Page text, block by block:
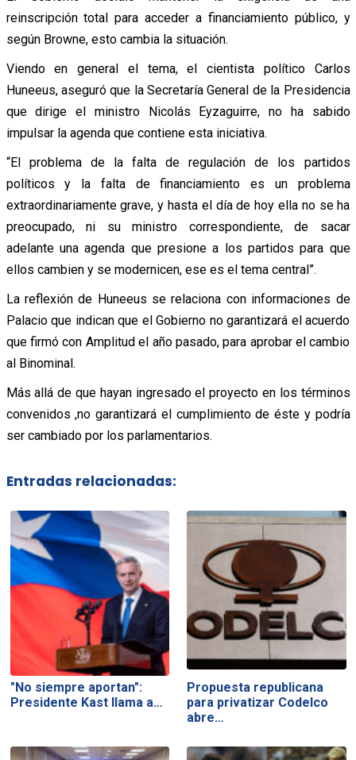
reinscripción total para acceder a financiamiento público, y
según Browne, esto cambia la situación.
Viendo en general el tema, el cientista político Carlos
Huneeus, aseguró que la Secretaría General de la Presidencia
que dirige el ministro Nicolás Eyzaguirre, no ha sabido
impulsar la agenda que contiene esta iniciativa.
“El problema de la falta de regulación de los partidos
políticos y la falta de financiamiento es un problema
extraordinariamente grave, y hasta el día de hoy ella no se ha
preocupado, ni su ministro correspondiente, de sacar
adelante una agenda que presione a los partidos para que
ellos cambien y se modernicen, ese es el tema central”.
La reflexión de Huneeus se relaciona con informaciones de
Palacio que indican que el Gobierno no garantizará el acuerdo
que firmó con Amplitud el año pasado, para aprobar el cambio
al Binominal.
Más allá de que hayan ingresado el proyecto en los términos
convenidos ,no garantizará el cumplimiento de éste y podría
ser cambiado por los parlamentarios.
Entradas relacionadas:
"No siempre aportan":
Presidente Kast llama a…
Propuesta republicana
para privatizar Codelco
abre…